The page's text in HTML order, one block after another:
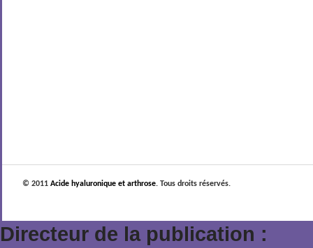
© 2011Acide hyaluronique et arthrose. Tous droits réservés.
Directeur de la publication :